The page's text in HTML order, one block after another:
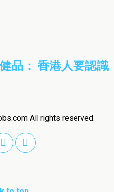
品： 香港人要認識
All rights reserved.